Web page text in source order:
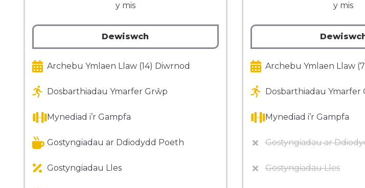
y mis
Dewiswch
Archebu Ymlaen Llaw (14) Diwrnod
Dosbarthiadau Ymarfer Grŵp
Mynediad i’r Gampfa
Gostyngiadau ar Ddiodydd Poeth
Gostyngiadau Lles
y mis
Archebu Ymlaen Llaw
Dosbarthiadau Ymarfer
Mynediad i’r Gampfa
Gostyngiadau ar
Gostyngiadau Lles